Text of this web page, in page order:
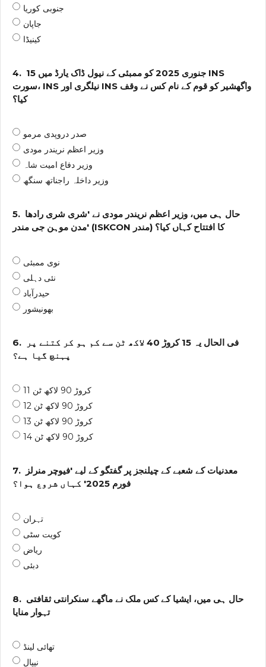
جنوبی کوریا
جاپان
کینیڈا
4. 15 جنوری 2025 کو ممبئی کے نیول ڈاک یارڈ میں INS
سورت، INS نیلگری اور INS واگھشیر کو قوم کے نام کس نے وقف
کیا؟
صدر دروپدی مرمو
وزیر اعظم نریندر مودی
وزیر دفاع امیت شاہ
وزیر داخلہ راجناتھ سنگھ
5. حال ہی میں، وزیر اعظم نریندر مودی نے 'شری شری رادھا
مدن موہن جی مندر' (ISKCON مندر) کا افتتاح کہاں کیا؟
نوی ممبئی
نئی دہلی
حیدرآباد
بھونیشور
6.
فی الحال یہ 15 کروڑ 40 لاکھ ٹن سے کم ہو کر کتنے پر
پہنچ گیا ہے؟
11 کروڑ 90 لاکھ ٹن
12 کروڑ 90 لاکھ ٹن
13 کروڑ 90 لاکھ ٹن
14 کروڑ 90 لاکھ ٹن
7.
معدنیات کے شعبے کے چیلنجز پر گفتگو کے لیے 'فیوچر منرلز
فورم 2025' کہاں شروع ہوا؟
تہران
کویت سٹی
ریاض
دبئی
8. حال ہی میں، ایشیا کے کس ملک نے ماگھے سنکرانتی ثقافتی
تہوار منایا
تھائی لینڈ
نیپال